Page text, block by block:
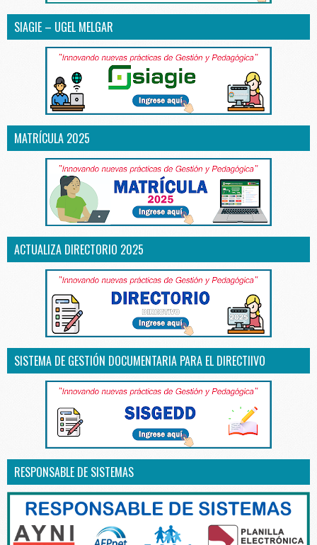
SIAGIE – UGEL MELGAR
MATRÍCULA 2025
ACTUALIZA DIRECTORIO 2025
SISTEMA DE GESTIÓN DOCUMENTARIA PARA EL DIRECTIIVO
RESPONSABLE DE SISTEMAS